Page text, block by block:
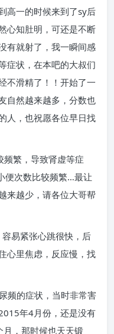
高一的时候来到了sy后
心知肚明，可还是不断
有就射了，我一瞬间感
症状，在本吧的大叔们
不滑精了！！开始了一
自然越来越多，分数也
人，也祝愿各位早日找
繁，导致肾虚等症
便次数比较频繁…最让
来越少，请各位大哥帮
易紧张心跳很快，后
心里焦虑，反应慢，找
频的症状，当时非常害
年4月份，还是没有
，那时候也天天锻